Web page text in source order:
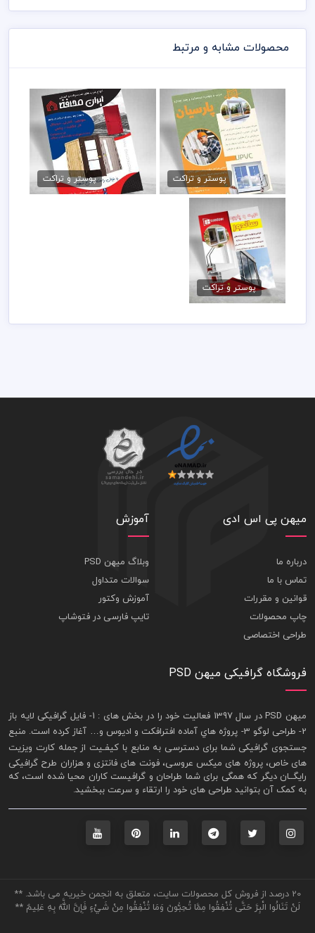
محصولات مشابه و مرتبط
تراکت کارگاه پنجره سازی
79,000 تومانپوستر و تراکت
تراکت خام درب ضد سرقت
79,000 تومانپوستر و تراکت
تراکت درب و پنجره
دوجداره
79,000 تومان
پوستر و تراکت
میهن پی اس ادی
درباره ما
تماس با ما
قوانین و مقررات
چاپ محصولات
طراحی اختصاصی
آموزش
وبلاگ میهن PSD
سوالات متداول
آموزش وکتور
تایپ فارسی در فتوشاپ
فروشگاه گرافیکی میهن PSD
ميهن PSD در سال 1397 فعاليت خود را در بخش های : 1-
فايل گرافيکی لايه باز
2- طراحی لوگو 3- پروژه هاي آماده افترافکت و اديوس و… آغاز کرده است. منبع
جستجوی گرافيکی شما برای دسترسی به منابع با کيفـيت از جملهکارت ويزيت
های خاص، پروژه های ميکس عروسی، فونت های فانتزی و هزاران طرح گرافیکی
رايگــان ديگر که همگی برای شما طراحان و گرافيست کاران محيا شده است، که
به کمک آن بتوانيد طراحی های خود را ارتقاء و سرعت ببخشيد.
20 درصد از فروش کل محصولات سایت، متعلق به انجمن خیریه می باشد. **
لَنْ تَنَالُوا الْبِرَّ حَتَّى تُنْفِقُوا مِمَّا تُحِبُّونَ وَمَا تُنْفِقُوا مِنْ شَيْءٍ فَإِنَّ اللَّهَ بِهِ عَلِيمٌ **